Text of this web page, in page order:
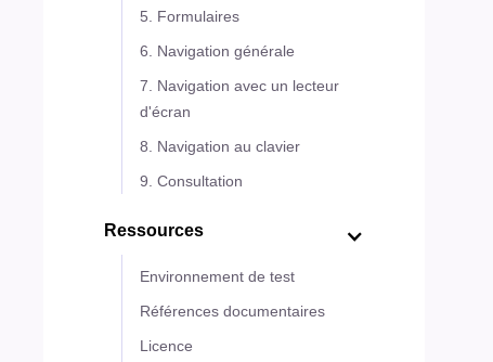
5. Formulaires
6. Navigation générale
7. Navigation avec un lecteur
d'écran
8. Navigation au clavier
9. Consultation
Ressources
Environnement de test
Références documentaires
Licence